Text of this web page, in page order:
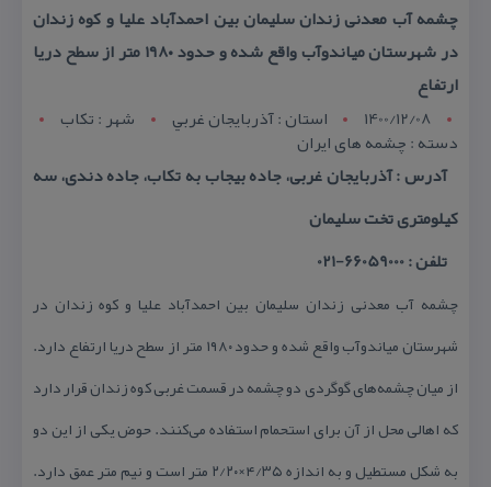
چشمه آب معدنی زندان سلیمان بین احمدآباد علیا و كوه زندان
در شهرستان میاندوآب واقع شده و حدود ۱۹۸۰ متر از سطح دریا
ارتفاع
1400/12/08
استان : آذربايجان غربي شهر : تکاب
دسته : چشمه های ایران
آدرس : آذربایجان غربی، جاده بیجاب به تكاب، جاده دندی، سه
كیلومتری تخت سلیمان
تلفن : 66059000-021
چشمه آب معدنی زندان سلیمان بین احمدآباد علیا و كوه زندان در
شهرستان میاندوآب واقع شده و حدود ۱۹۸۰ متر از سطح دریا ارتفاع دارد.
از میان چشمه‌های گوگردی دو چشمه در قسمت غربی كوه زندان قرار دارد
كه اهالی محل از آن برای استحمام استفاده می‌كنند. حوض یكی از این دو
به شكل مستطیل و به اندازه ۴/۳۵×۲/۲۰ متر است و نیم متر عمق دارد.